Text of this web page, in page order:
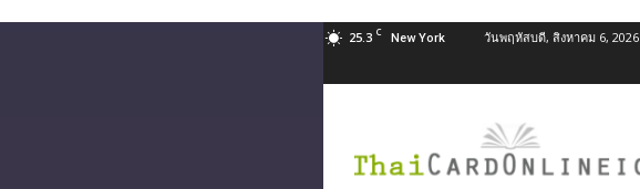
25.3 C New York วันพฤหัสบดี, สิงหาคม 6, 2026
เครดิต